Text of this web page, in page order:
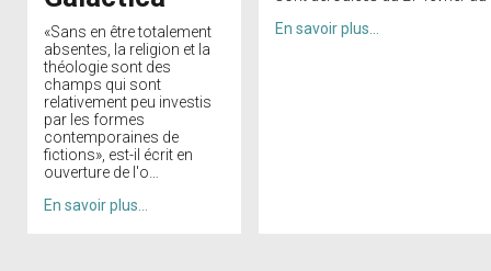
«Sans en être totalement
absentes, la religion et la
théologie sont des
champs qui sont
relativement peu investis
par les formes
contemporaines de
fictions», est-il écrit en
ouverture de l'o…
En savoir plus…
En savoir plus…